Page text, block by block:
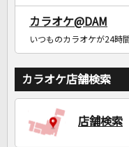
カラオケ@DAM
いつものカラオケが24時
カラオケ店舗検索
店舗検索